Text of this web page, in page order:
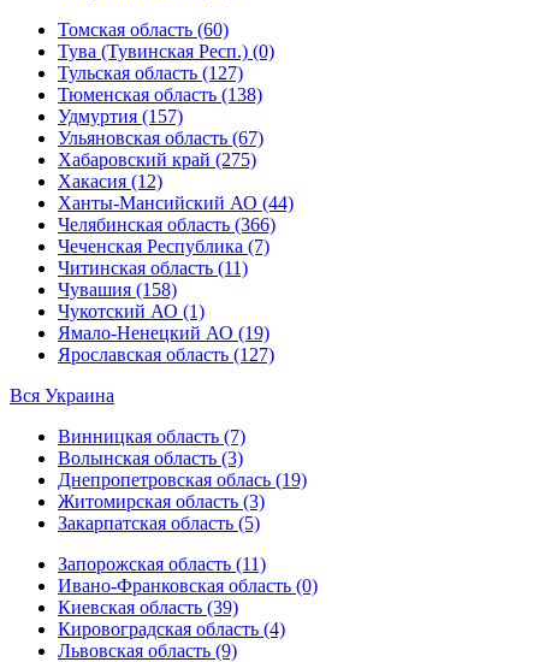
Томская область (60)
Тува (Тувинская Респ.) (0)
Тульская область (127)
Тюменская область (138)
Удмуртия (157)
Ульяновская область (67)
Хабаровский край (275)
Хакасия (12)
Ханты-Мансийский АО (44)
Челябинская область (366)
Чеченская Республика (7)
Читинская область (11)
Чувашия (158)
Чукотский АО (1)
Ямало-Ненецкий АО (19)
Ярославская область (127)
Вся Украина
Винницкая область (7)
Волынская область (3)
Днепропетровская облась (19)
Житомирская область (3)
Закарпатская область (5)
Запорожская область (11)
Ивано-Франковская область (0)
Киевская область (39)
Кировоградская область (4)
Львовская область (9)